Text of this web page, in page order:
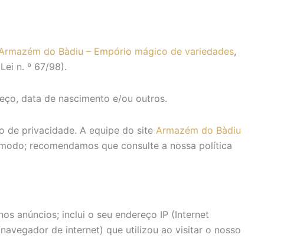
do Bàdiu – Empório mágico de variedades,
n. º 67/98).
data de nascimento e/ou outros.
de privacidade. A equipe do site Armazém do Bàdiu
recomendamos que consulte a nossa política
anúncios; inclui o seu endereço IP (Internet
de internet) que utilizou ao visitar o nosso